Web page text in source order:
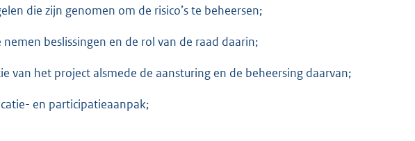
die zijn genomen om de risico’s te beheersen;
beslissingen en de rol van de raad daarin;
van het project alsmede de aansturing en de beheersing daarvan;
en participatieaanpak;